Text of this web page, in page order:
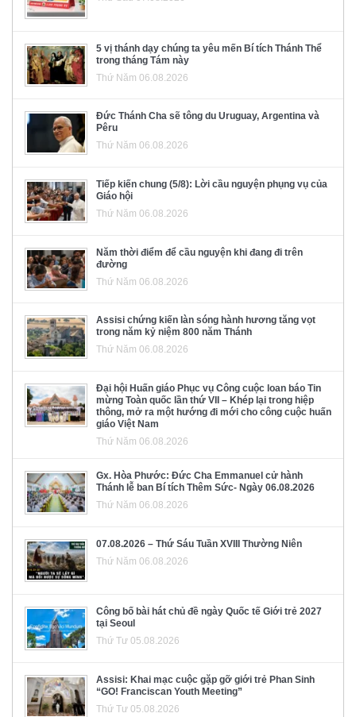
5 vị thánh dạy chúng ta yêu mến Bí tích Thánh Thể
trong tháng Tám này
Thứ Năm 06.08.2026
Đức Thánh Cha sẽ tông du Uruguay, Argentina và
Pêru
Thứ Năm 06.08.2026
Tiếp kiến chung (5/8): Lời cầu nguyện phụng vụ của
Giáo hội
Thứ Năm 06.08.2026
Năm thời điểm để cầu nguyện khi đang đi trên
đường
Thứ Năm 06.08.2026
Assisi chứng kiến làn sóng hành hương tăng vọt
trong năm kỷ niệm 800 năm Thánh
Thứ Năm 06.08.2026
Đại hội Huấn giáo Phục vụ Công cuộc loan báo Tin
mừng Toàn quốc lần thứ VII – Khép lại trong hiệp
thông, mở ra một hướng đi mới cho công cuộc huấn
giáo Việt Nam
Thứ Năm 06.08.2026
Gx. Hòa Phước: Đức Cha Emmanuel cử hành
Thánh lễ ban Bí tích Thêm Sức- Ngày 06.08.2026
Thứ Năm 06.08.2026
07.08.2026 – Thứ Sáu Tuần XVIII Thường Niên
Thứ Năm 06.08.2026
Công bố bài hát chủ đề ngày Quốc tế Giới trẻ 2027
tại Seoul
Thứ Tư 05.08.2026
Assisi: Khai mạc cuộc gặp gỡ giới trẻ Phan Sinh
“GO! Franciscan Youth Meeting”
Thứ Tư 05.08.2026